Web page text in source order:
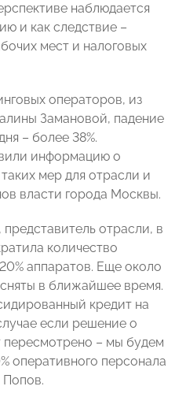
наблюдается
и как следствие –
мест и налоговых
операторов, из
Замановой, падение
– более 38%.
информацию о
мер для отрасли и
власти города Москвы.
, представитель отрасли, в
количество
аппаратов. Еще около
сняты в ближайшее время.
кредит на
если решение о
пересмотрено – мы будем
оперативного персонала
Попов.